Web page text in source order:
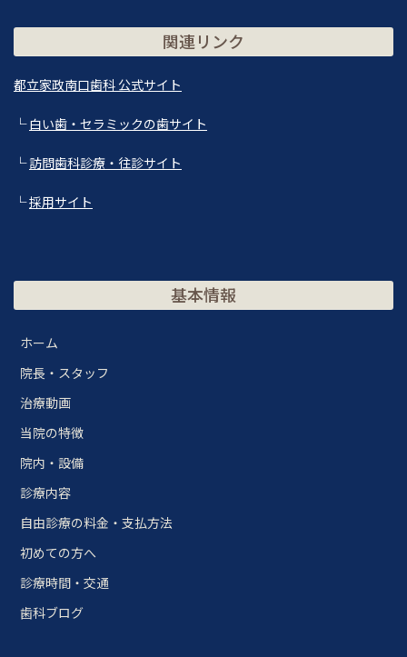
関連リンク
都立家政南口歯科 公式サイト
└白い歯・セラミックの歯サイト
└訪問歯科診療・往診サイト
└採用サイト
基本情報
ホーム
院長・スタッフ
治療動画
当院の特徴
院内・設備
診療内容
自由診療の料金・支払方法
初めての方へ
診療時間・交通
歯科ブログ